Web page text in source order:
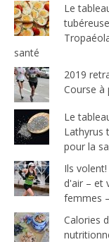
Le
santé
2019
Course à
Le
Lathyrus
pour la
Ils
d'air – et
femmes
Calories